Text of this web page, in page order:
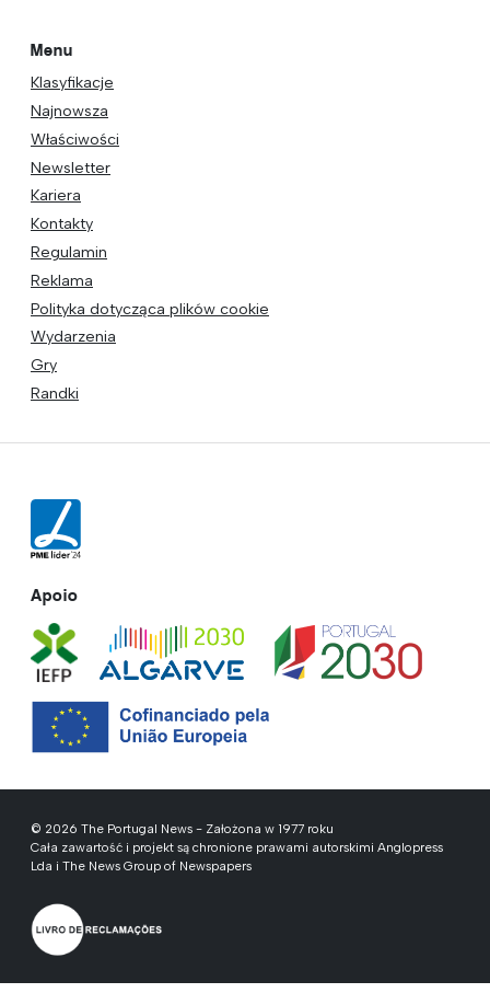
Menu
Klasyfikacje
Najnowsza
Właściwości
Newsletter
Kariera
Kontakty
Regulamin
Reklama
Polityka dotycząca plików cookie
Wydarzenia
Gry
Randki
Apoio
© 2026 The Portugal News - Założona w 1977 roku
Cała zawartość i projekt są chronione prawami autorskimi Anglopress
Lda i The News Group of Newspapers